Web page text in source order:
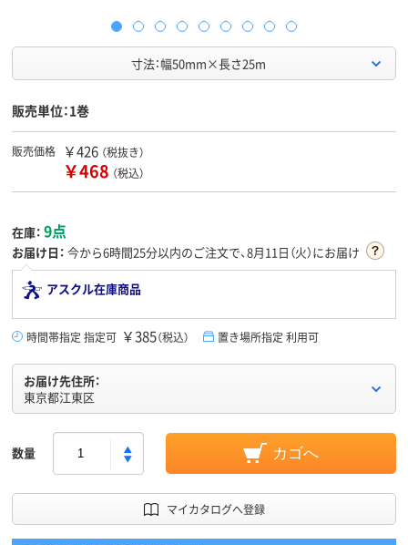
寸法：幅50mm×長さ25m
販売単位：1巻
販売価格 ￥426 （税抜き）
￥468 （税込）
在庫： 9点
お届け日： 今から6時間25分以内のご注文で、8月11日（火）にお届け
アスクル在庫商品
時間帯指定 指定可 ￥385（税込） 置き場所指定 利用可
お届け先住所：
東京都江東区
数量 カゴへ
マイカタログへ登録